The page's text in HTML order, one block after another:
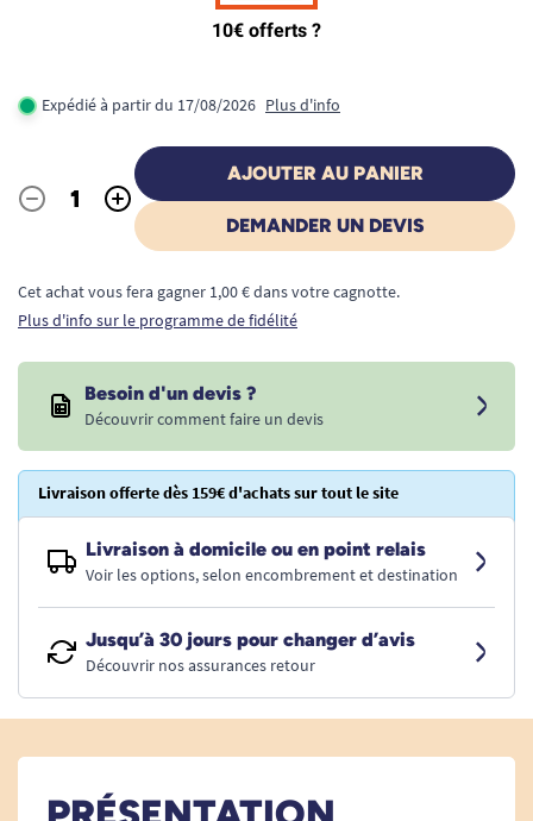
Expédié à partir du 17/08/2026 Plus d'info
Quantité
- +
AJOUTER AU PANIER
DEMANDER UN DEVIS
Cet achat vous fera gagner 1,00 € dans votre cagnotte.
Plus d'info sur le programme de fidélité
Besoin d'un devis ?
Découvrir comment faire un devis
Livraison offerte dès 159€ d'achats sur tout le site
Livraison à domicile ou en point relais
Voir les options, selon encombrement et destination
Jusqu’à 30 jours pour changer d’avis
Découvrir nos assurances retour